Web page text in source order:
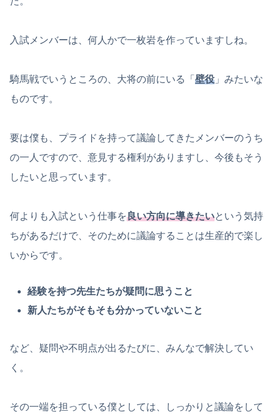
入試メンバーは、何人かで一枚岩を作っていますしね。
騎馬戦でいうところの、大将の前にいる「 壁役 」みたいな
ものです。
要は僕も、プライドを持って議論してきたメンバーのうち
の一人ですので、意見する権利がありますし、今後もそう
したいと思っています。
何よりも入試という仕事を良い方向に導きたいという気持
ちがあるだけで、そのために議論することは生産的で楽し
いからです。
経験を持つ先生たちが疑問に思うこと
新人たちがそもそも分かっていないこと
など、疑問や不明点が出るたびに、みんなで解決してい
く。
その一端を担っている僕としては、しっかりと議論をして